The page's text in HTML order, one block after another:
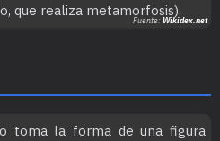
que realiza metamorfosis).
Fuente: Wikidex.net
toma la forma de una figura